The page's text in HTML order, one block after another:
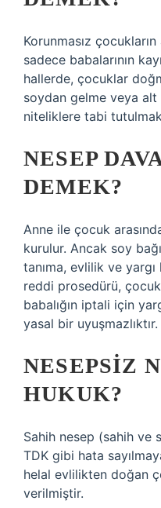
Korunmasız
sadece babalarının
hallerde, çocuklar
soydan gelme veya
niteliklere tabi
NESEP
DEMEK?
Anne ile çocuk
kurulur. Ancak soy
tanıma, evlilik ve yargı
reddi prosedürü,
babalığın iptali için
yasal bir uyuşmazlıktır.
NESEPSIZ
HUKUK?
Sahih nesep (sahih ve
TDK gibi hata
helal evlilikten doğan
verilmiştir.